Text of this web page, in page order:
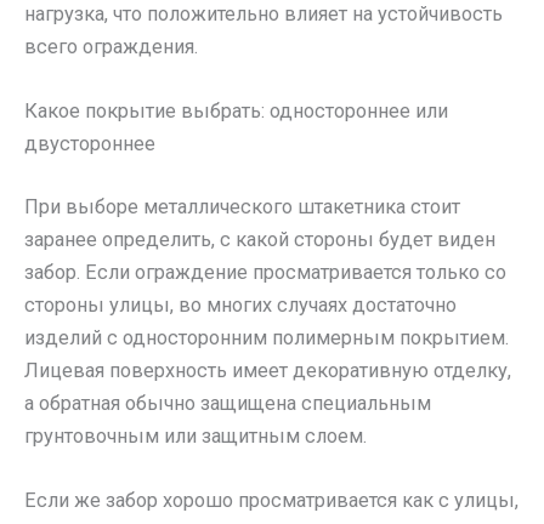
нагрузка, что положительно влияет на устойчивость
всего ограждения.
Какое покрытие выбрать: одностороннее или
двустороннее
При выборе металлического штакетника стоит
заранее определить, с какой стороны будет виден
забор. Если ограждение просматривается только со
стороны улицы, во многих случаях достаточно
изделий с односторонним полимерным покрытием.
Лицевая поверхность имеет декоративную отделку,
а обратная обычно защищена специальным
грунтовочным или защитным слоем.
Если же забор хорошо просматривается как с улицы,